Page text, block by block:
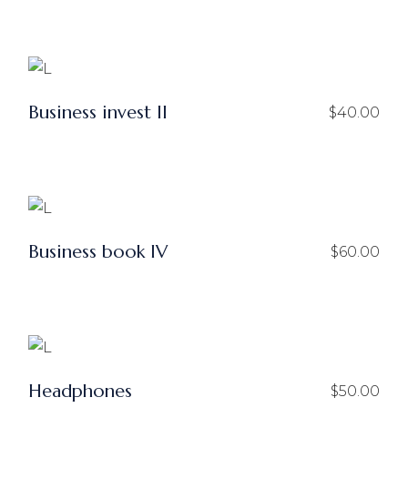
Business invest ll $40.00
Business book IV $60.00
Headphones $50.00